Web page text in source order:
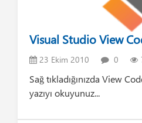
Visual Studio View
23 Ekim 2010 0
Sağ tıkladığınızda View
yazıyı okuyunuz...